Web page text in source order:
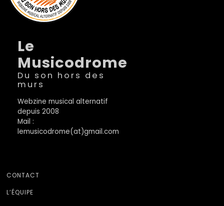
Le
Musicodrome
Du son hors des
murs
Webzine musical alternatif
depuis 2008
Mail :
lemusicodrome(at)gmail.com
CONTACT
L’ÉQUIPE